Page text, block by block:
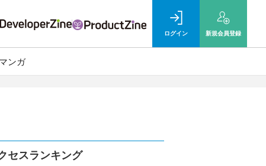
ログイン 新規会員登録
マンガ
セスランキング